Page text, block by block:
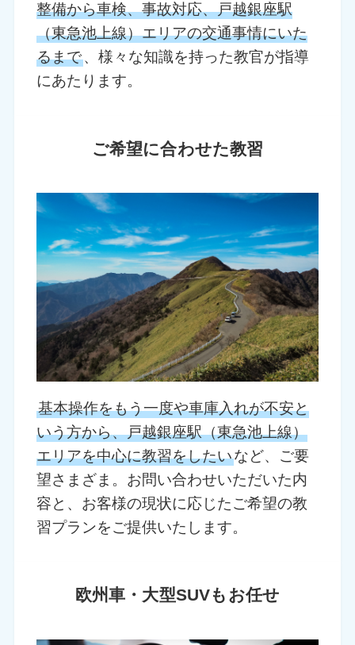
整備から車検、事故対応、戸越銀座駅
（東急池上線）エリアの交通事情にいた
るまで、様々な知識を持った教官が指導
にあたります。
ご希望に合わせた教習
基本操作をもう一度や車庫入れが不安と
いう方から、戸越銀座駅（東急池上線）
エリアを中心に教習をしたいなど、ご要
望さまざま。お問い合わせいただいた内
容と、お客様の現状に応じたご希望の教
習プランをご提供いたします。
欧州車・大型SUVもお任せ